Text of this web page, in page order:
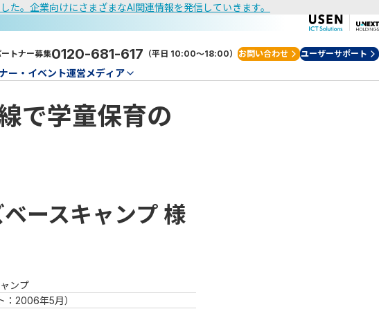
。企業向けにさまざまなAI関連情報を発信していきます。
トナー募集0120-681-617 （平日 10:00～18:00） お問い合わせ ユーザーサポート
ー・イベント運営メディア
で学童保育の
ースキャンプ 様
ンプ
2006年5月）